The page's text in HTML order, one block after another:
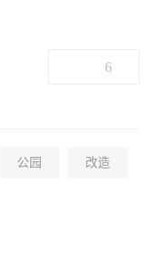
6
公园 改造